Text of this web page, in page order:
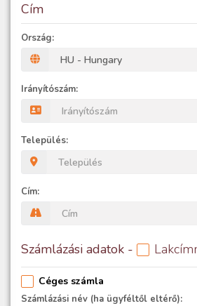
Cím
Ország:
Irányítószám:
Település:
Cím:
Számlázási adatok -
Céges számla
Számlázási név (ha ügyféltől eltérő):